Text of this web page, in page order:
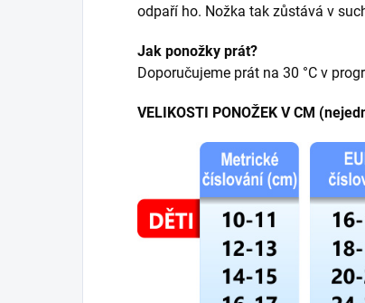
odpaří ho. Nožka tak zůstává v
Jak ponožky prát?
Doporučujeme prát na 30 °C v
VELIKOSTI PONOŽEK V CM